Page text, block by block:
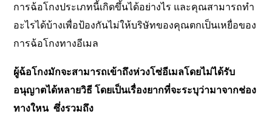
การฉ้อโกงประเภทนี้เกิดขึ้นได้อย่างไร และคุณสามารถทำ
อะไรได้บ้างเพื่อป้องกันไม่ให้บริษัทของคุณตกเป็นเหยื่อของ
การฉ้อโกงทางอีเมล
ผู้ฉ้อโกงมักจะสามารถเข้าถึงห่วงโซ่อีเมลโดยไม่ได้รับ
อนุญาตได้หลายวิธี โดยเป็นเรื่องยากที่จะระบุว่ามาจากช่อง
ทางใหน ซึ่งรวมถึง